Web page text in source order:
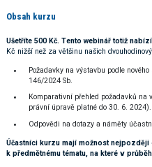
Obsah kurzu
Ušetříte 500 Kč. Tento webinář totiž
Kč nižší než za většinu našich
Požadavky na výstavbu podle
146/2024 Sb.
Komparativní přehled požadavků
právní úpravě platné do 30. 6. 2024).
Odpovědi na dotazy a náměty
Účastníci kurzu mají možnost
k předmětnému tématu, na které v